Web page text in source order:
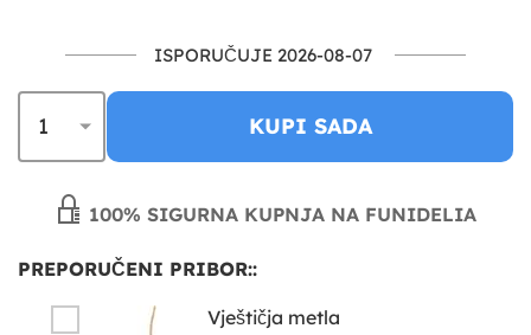
ISPORUČUJE 2026-08-07
KUPI SADA
100% SIGURNA KUPNJA NA FUNIDELIA
PREPORUČENI PRIBOR::
Vještičja metla